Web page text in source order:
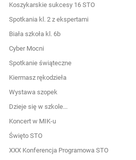
Koszykarskie sukcesy 16 STO
Spotkania kl. 2 z ekspertami
Biała szkoła kl. 6b
Cyber Mocni
Spotkanie świąteczne
Kiermasz rękodzieła
Wystawa szopek
Dzieje się w szkole...
Koncert w MIK-u
Święto STO
XXX Konferencja Programowa STO